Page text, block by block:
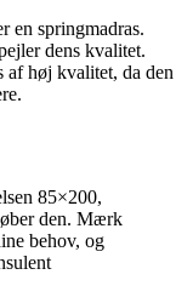
en springmadras.
dens kvalitet.
af høj kvalitet, da den
85×200,
den. Mærk
behov, og